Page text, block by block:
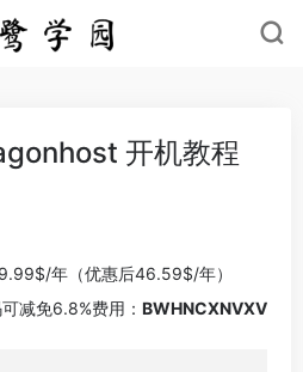
开机教程
年（优惠后46.59$/年）
减免6.8%费用： BWHNCXNVXV